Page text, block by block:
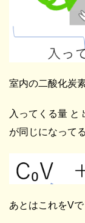
室内の二酸化炭
入ってくる量 と
が同じになって
あとはこれをV